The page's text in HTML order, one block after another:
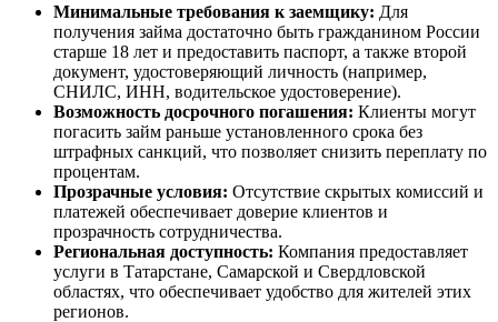
Минимальные требования к заемщику: Для
получения займа достаточно быть гражданином России
старше 18 лет и предоставить паспорт, а также второй
документ, удостоверяющий личность (например,
СНИЛС, ИНН, водительское удостоверение).
Возможность досрочного погашения: Клиенты могут
погасить займ раньше установленного срока без
штрафных санкций, что позволяет снизить переплату по
процентам.
Прозрачные условия: Отсутствие скрытых комиссий и
платежей обеспечивает доверие клиентов и
прозрачность сотрудничества.
Региональная доступность: Компания предоставляет
услуги в Татарстане, Самарской и Свердловской
областях, что обеспечивает удобство для жителей этих
регионов.